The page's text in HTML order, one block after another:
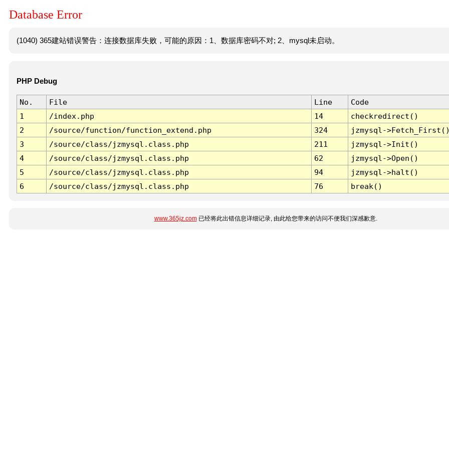
Database Error
(1040) 365建站错误警告：连接数据库失败，可能的原因：1、数据库密码不对; 2、mysql未启动。
PHP Debug
No. File Line
Code
1
/index.php 14
checkredirect()
2
/source/function/function_extend.php 324
jzmysql-
3
/source/class/jzmysql.class.php 211
jzmysql->Init()
4
/source/class/jzmysql.class.php 62
jzmysql->Open()
5
/source/class/jzmysql.class.php 94
jzmysql->halt()
6
/source/class/jzmysql.class.php 76 break()
www.365jz.com已经将此出错信息详细记录, 由此给您带来的访问不便我们深感歉意.